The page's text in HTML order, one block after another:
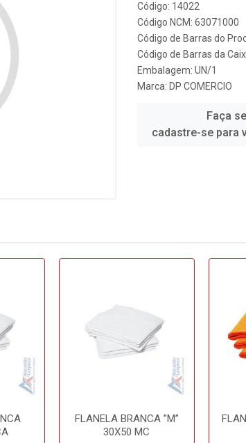
Código: 14022
Código NCM: 63071000
Código de Barras do
Código de Barras da
Embalagem: UN/1
Marca: DP COMERCIO
Faça
cadastre-se para
FLANELA BRANCA ”M”
30X50 MC